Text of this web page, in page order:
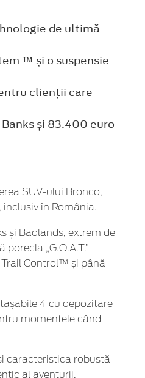
de ultimă
™ și o suspensie
clienții care
și 83.400 euro
SUV-ului Bronco,
în România.
și Badlands, extrem de
„G.O.A.T.”
Trail Control™ și până
4 cu depozitare
momentele când
caracteristica robustă
al aventurii.